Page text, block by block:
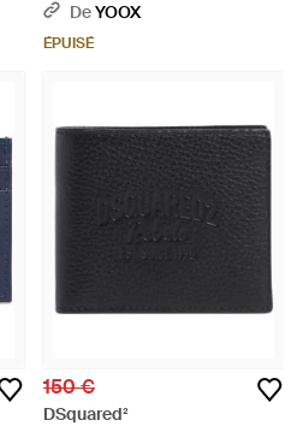
DeYOOX
ÉPUISÉ
150 €
DSquared²